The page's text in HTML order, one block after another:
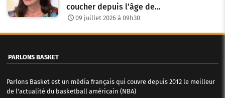
coucher depuis l’âge de…
09 juillet 2026 à 09h30
PARLONS BASKET
Parlons Basket est un média français qui couvre depuis 2012 le meilleur
de l'actualité du basketball américain (NBA)